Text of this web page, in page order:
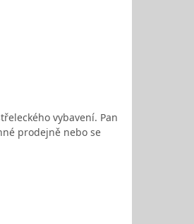
vybavení. Pan
prodejně nebo se